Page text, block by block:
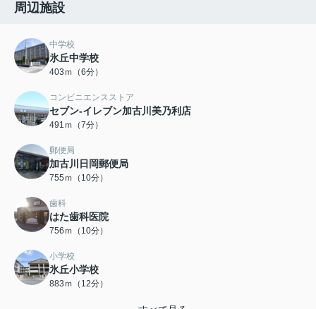
周辺施設
中学校
氷丘中学校
403ｍ（6分）
コンビニエンスストア
セブン-イレブン加古川美乃利店
491ｍ（7分）
郵便局
加古川日岡郵便局
755ｍ（10分）
歯科
はた歯科医院
756ｍ（10分）
小学校
氷丘小学校
883ｍ（12分）